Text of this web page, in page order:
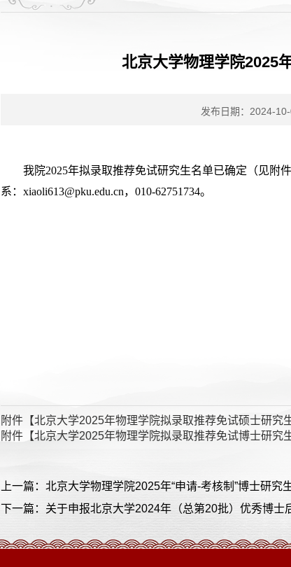
北京大学物理学院2025
发布日期：2024-
我院2025年拟录取推荐免试研究生名单已确定（见附
系：xiaoli613@pku.edu.cn，010-62751734。
附件【北京大学2025年物理学院拟录取推荐免试硕士研究
附件【北京大学2025年物理学院拟录取推荐免试博士研究
上一篇：北京大学物理学院2025年“申请-考核制”博士研究
下一篇：关于申报北京大学2024年（总第20批）优秀博士